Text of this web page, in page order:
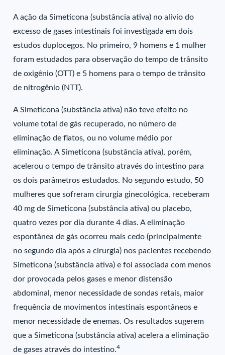
A ação da Simeticona (substância ativa) no alívio do
excesso de gases intestinais foi investigada em dois
estudos duplocegos. No primeiro, 9 homens e 1 mulher
foram estudados para observação do tempo de trânsito
de oxigênio (OTT) e 5 homens para o tempo de trânsito
de nitrogênio (NTT).
A Simeticona (substância ativa) não teve efeito no
volume total de gás recuperado, no número de
eliminação de flatos, ou no volume médio por
eliminação. A Simeticona (substância ativa), porém,
acelerou o tempo de trânsito através do intestino para
os dois parâmetros estudados. No segundo estudo, 50
mulheres que sofreram cirurgia ginecológica, receberam
40 mg de Simeticona (substância ativa) ou placebo,
quatro vezes por dia durante 4 dias. A eliminação
espontânea de gás ocorreu mais cedo (principalmente
no segundo dia após a cirurgia) nos pacientes recebendo
Simeticona (substância ativa) e foi associada com menos
dor provocada pelos gases e menor distensão
abdominal, menor necessidade de sondas retais, maior
frequência de movimentos intestinais espontâneos e
menor necessidade de enemas. Os resultados sugerem
que a Simeticona (substância ativa) acelera a eliminação
de gases através do intestino.4